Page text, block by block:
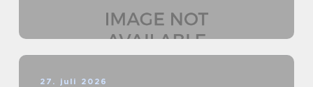
27. juli 2026